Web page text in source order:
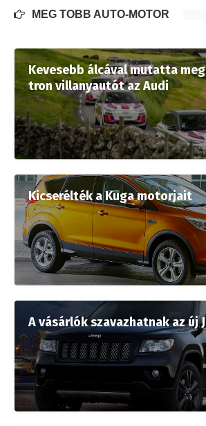
MÉG TÖBB AUTÓ-MOTOR
Kevesebb álcával mutatta
tron villanyautót az Audi
Kicserélték a Kuga motorjait
A vásárlók szavazhatnak az új